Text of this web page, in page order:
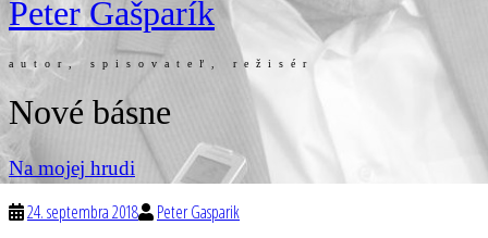
Peter Gašparík
autor, spisovateľ, režisér
Nové básne
Na mojej hrudi
24. septembra 2018 Peter Gasparik